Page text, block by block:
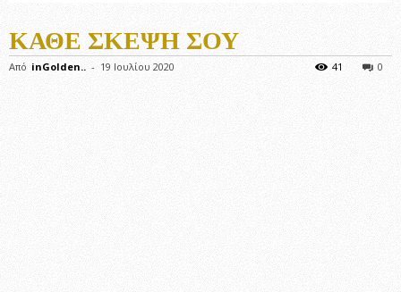
ΚΆΘΕ ΣΚΈΨΗ ΣΟΥ
Από inGolden.. - 19 Ιουλίου 2020 0
41